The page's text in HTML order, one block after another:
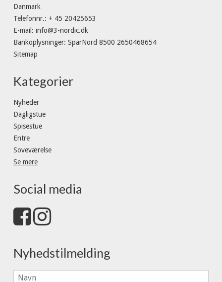
Danmark
Telefonnr.: + 45 20425653
E-mail: info@3-nordic.dk
Bankoplysninger: SparNord 8500 2650468654
Sitemap
Kategorier
Nyheder
Dagligstue
Spisestue
Entre
Soveværelse
Se mere
Social media
Nyhedstilmelding